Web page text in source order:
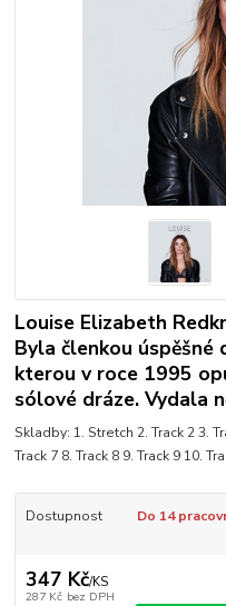
Louise Elizabeth
Byla členkou úspěšné
kterou v roce 1995
sólové dráze. Vydala
Skladby: 1. Stretch 2. Track 2 3.
Track 7 8. Track 8 9. Track 9 10.
Dostupnost Do 14
347 Kč/KS
287 Kč bez DPH